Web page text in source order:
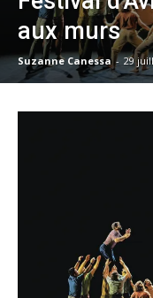
aux murs
Suzanne Canessa - 29